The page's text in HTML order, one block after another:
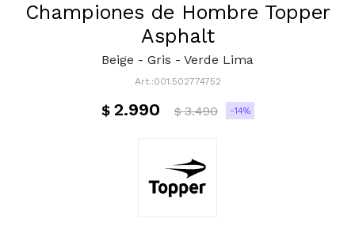
Championes de Hombre Topper
Asphalt
Beige - Gris - Verde Lima
001.502774752
$ 2.990 $ 3.490 14